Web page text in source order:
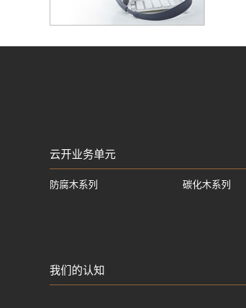
云开业务单元
防腐木系列 碳化木系列
我们的认知